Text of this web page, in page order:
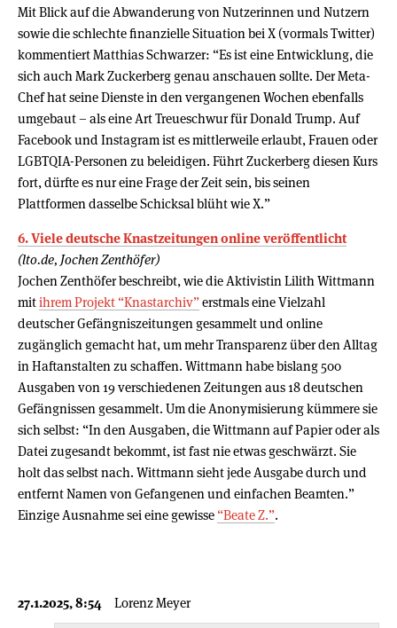
Mit Blick auf die Abwanderung von Nutzerinnen und Nutzern
sowie die schlechte finanzielle Situation bei X (vormals Twitter)
kommentiert Matthias Schwarzer: “Es ist eine Entwicklung, die
sich auch Mark Zuckerberg genau anschauen sollte. Der Meta-
Chef hat seine Dienste in den vergangenen Wochen ebenfalls
umgebaut – als eine Art Treueschwur für Donald Trump. Auf
Facebook und Instagram ist es mittlerweile erlaubt, Frauen oder
LGBTQIA-Personen zu beleidigen. Führt Zuckerberg diesen Kurs
fort, dürfte es nur eine Frage der Zeit sein, bis seinen
Plattformen dasselbe Schicksal blüht wie X.”
6. Viele deut­sche Knast­zei­tungen online ver­öf­f­ent­licht
(lto.de, Jochen Zenthöfer)
Jochen Zenthöfer beschreibt, wie die Aktivistin Lilith Wittmann
mitihrem Projekt “Knastarchiv”erstmals eine Vielzahl
deutscher Gefängniszeitungen gesammelt und online
zugänglich gemacht hat, um mehr Transparenz über den Alltag
in Haftanstalten zu schaffen. Wittmann habe bislang 500
Ausgaben von 19 verschiedenen Zeitungen aus 18 deutschen
Gefängnissen gesammelt. Um die Anonymisierung kümmere sie
sich selbst: “In den Ausgaben, die Wittmann auf Papier oder als
Datei zugesandt bekommt, ist fast nie etwas geschwärzt. Sie
holt das selbst nach. Wittmann sieht jede Ausgabe durch und
entfernt Namen von Gefangenen und einfachen Beamten.”
Einzige Ausnahme sei eine gewisse “Beate Z.”.
27.1.2025, 8:54 Lorenz Meyer